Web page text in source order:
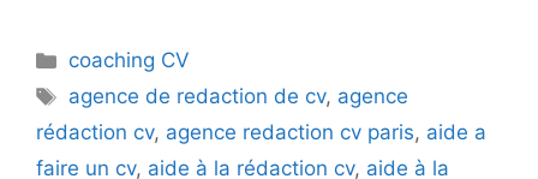
Catégories
coaching CV
Étiquettes
agence de redaction de cv, agence
rédaction cv, agence redaction cv paris, aide a
faire un cv, aide à la rédaction cv, aide à la